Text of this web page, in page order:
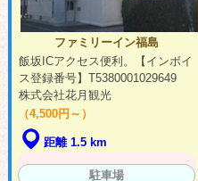
ファミリーイン福島
飯坂ICアクセス便利。【インボイ
ス登録番号】T5380001029649
株式会社花月観光
（4,500円～）
距離 1.5 km
駐車場